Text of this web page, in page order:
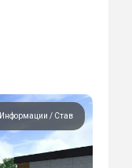
Информации Став